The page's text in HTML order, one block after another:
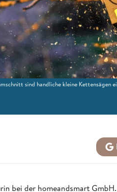
sind handliche kleine Kettensägen
bei der homeandsmart